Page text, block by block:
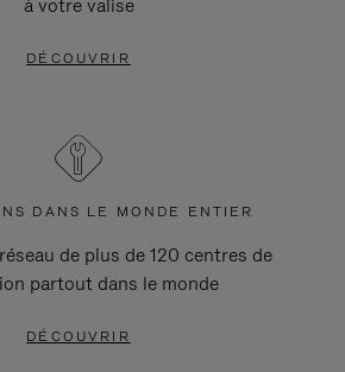
à votre valise
DÉCOUVRIR
DANS LE MONDE ENTIER
de plus de 120 centres de
partout dans le monde
DÉCOUVRIR